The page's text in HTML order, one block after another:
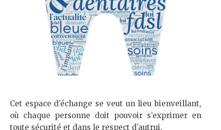
Cet espace d’échange se veut un lieu bienveillant,
où chaque personne doit pouvoir s’exprimer en
toute sécurité et dans le respect d’autrui.